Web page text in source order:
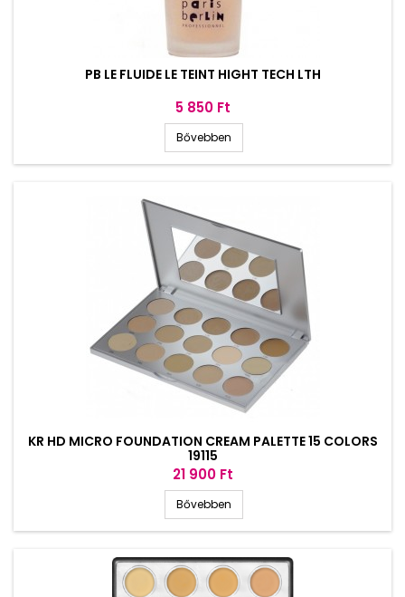
PB LE FLUIDE LE TEINT HIGHT TECH LTH
Ár
5 850 Ft
Bővebben
KR HD MICRO FOUNDATION CREAM PALETTE 15 COLORS
19115
Ár
21 900 Ft
Bővebben